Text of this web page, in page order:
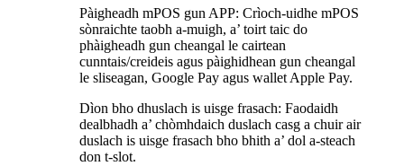
Pàigheadh ​​mPOS gun APP: Crìoch-uidhe mPOS
sònraichte taobh a-muigh, a’ toirt taic do
phàigheadh ​​gun cheangal le cairtean
cunntais/creideis agus pàighidhean gun cheangal
le sliseagan, Google Pay agus wallet Apple Pay.
Dìon bho dhuslach is uisge frasach: Faodaidh
dealbhadh a’ chòmhdaich duslach casg a chuir air
duslach is uisge frasach bho bhith a’ dol a-steach
don t-slot.